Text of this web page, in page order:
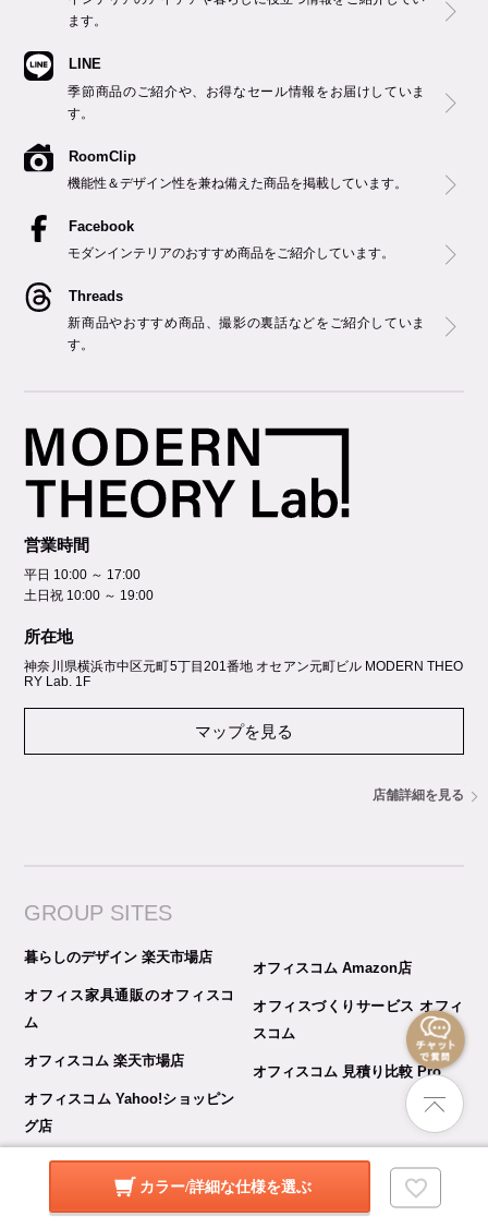
カラー/詳細な仕様を選ぶ
ます。
LINE
季節商品のご紹介や、お得なセール情報をお届けしていま
す。
RoomClip
機能性＆デザイン性を兼ね備えた商品を掲載しています。
Facebook
モダンインテリアのおすすめ商品をご紹介しています。
Threads
新商品やおすすめ商品、撮影の裏話などをご紹介していま
す。
営業時間
平日 10:00 ～ 17:00
土日祝 10:00 ～ 19:00
所在地
神奈川県横浜市中区元町5丁⽬201番地 オセアン元町ビル MODERN THEO
RY Lab. 1F
マップを見る
店舗詳細を見る
GROUP SITES
暮らしのデザイン 楽天市場店
オフィス家具通販のオフィスコ
ム
オフィスコム 楽天市場店
オフィスコム Yahoo!ショッピン
グ店
オフィスコム Amazon店
オフィスづくりサービス オフィ
スコム
オフィスコム 見積り比較 Pro
© copyright 暮らしのデザイン All rights reserved.